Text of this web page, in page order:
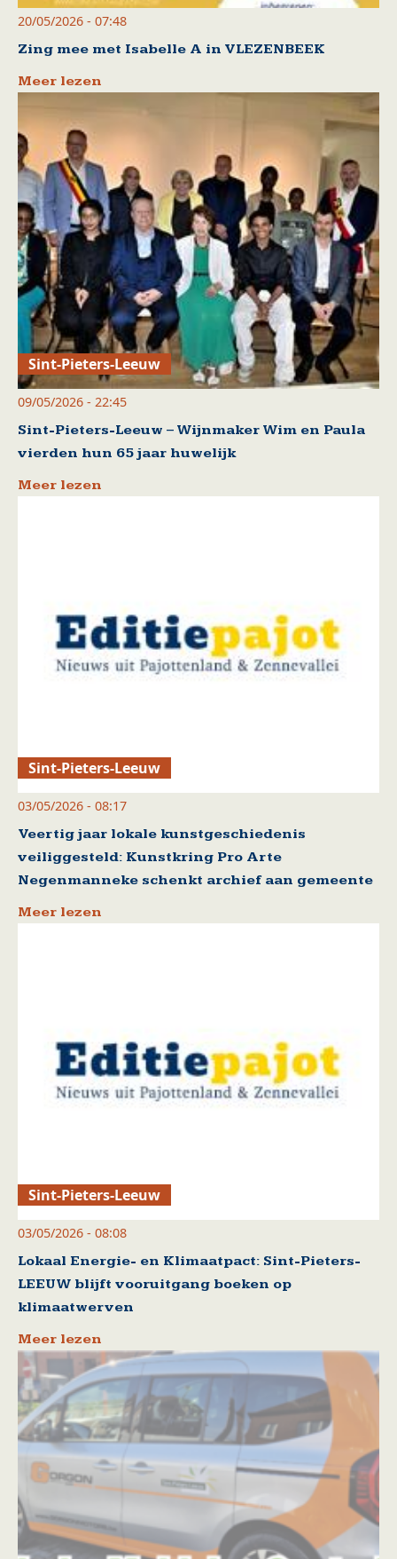
20/05/2026 - 07:48
Zing mee met Isabelle A in VLEZENBEEK
Meer lezen
Sint-Pieters-Leeuw
09/05/2026 - 22:45
Sint-Pieters-Leeuw – Wijnmaker Wim en Paula
vierden hun 65 jaar huwelijk
Meer lezen
Sint-Pieters-Leeuw
03/05/2026 - 08:17
Veertig jaar lokale kunstgeschiedenis
veiliggesteld: Kunstkring Pro Arte
Negenmanneke schenkt archief aan gemeente
Meer lezen
Sint-Pieters-Leeuw
03/05/2026 - 08:08
Lokaal Energie- en Klimaatpact: Sint-Pieters-
LEEUW blijft vooruitgang boeken op
klimaatwerven
Meer lezen